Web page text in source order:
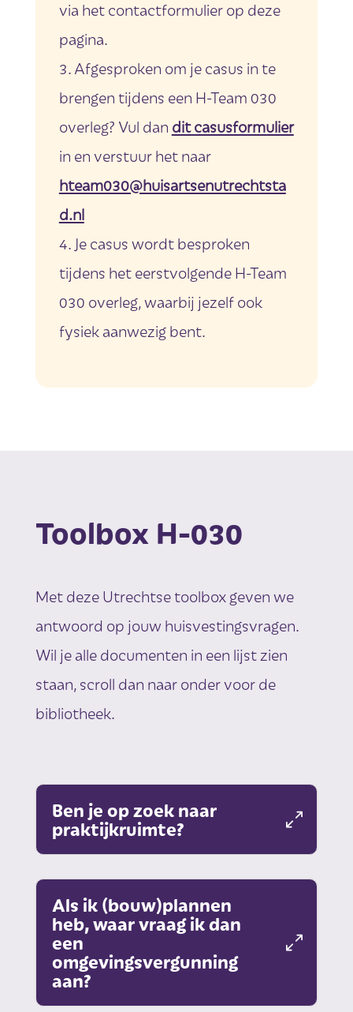
via het contactformulier op deze
pagina.
Afgesproken om je casus in te
brengen tijdens een H-Team 030
overleg? Vul dan dit casusformulier
in en verstuur het naar
hteam030@huisartsenutrechtsta
d.nl
Je casus wordt besproken
tijdens het eerstvolgende H-Team
030 overleg, waarbij jezelf ook
fysiek aanwezig bent.
Toolbox H-030
Met deze Utrechtse toolbox geven we
antwoord op jouw huisvestingsvragen.
Wil je alle documenten in een lijst zien
staan, scroll dan naar onder voor de
bibliotheek.
Ben je op zoek naar
praktijkruimte?
Als ik (bouw)plannen
heb, waar vraag ik dan
een
omgevingsvergunning
aan?